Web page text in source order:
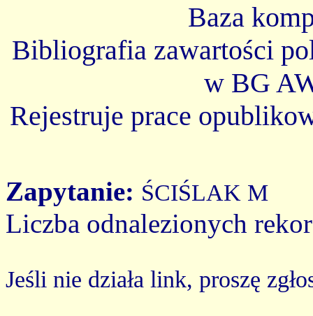
Baza
Bibliografia zawartości
w BG
Rejestruje prace
Zapytanie: ŚCIŚLAK M
Liczba odnalezionych
Jeśli nie działa link, proszę